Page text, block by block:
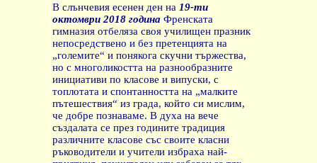
В слънчевия есенен ден на 19-ти
октомври 2018 година Френската
гимназия отбеляза своя училищен празник
непосредствено и без претенцията на
„големите“ и понякога скучни тържества,
но с многоликостта на разнообразните
инициативи по класове и випуски, с
топлотата и спонтанността на „малките
пътешествия“ из града, който си мислим,
че добре познаваме. В духа на вече
създалата се през годините традиция
различните класове със своите класни
ръководители и учители избраха най-